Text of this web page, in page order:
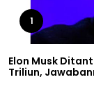
1
Elon Musk
Triliun,